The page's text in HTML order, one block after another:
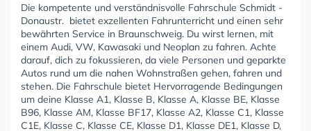
Die kompetente und verständnisvolle Fahrschule Schmidt -
Donaustr. bietet exzellenten Fahrunterricht und einen sehr
bewährten Service in Braunschweig. Du wirst lernen, mit
einem Audi, VW, Kawasaki und Neoplan zu fahren. Achte
darauf, dich zu fokussieren, da viele Personen und geparkte
Autos rund um die nahen Wohnstraßen gehen, fahren und
stehen. Die Fahrschule bietet Hervorragende Bedingungen
um deine Klasse A1, Klasse B, Klasse A, Klasse BE, Klasse
B96, Klasse AM, Klasse BF17, Klasse A2, Klasse C1, Klasse
C1E, Klasse C, Klasse CE, Klasse D1, Klasse DE1, Klasse D,